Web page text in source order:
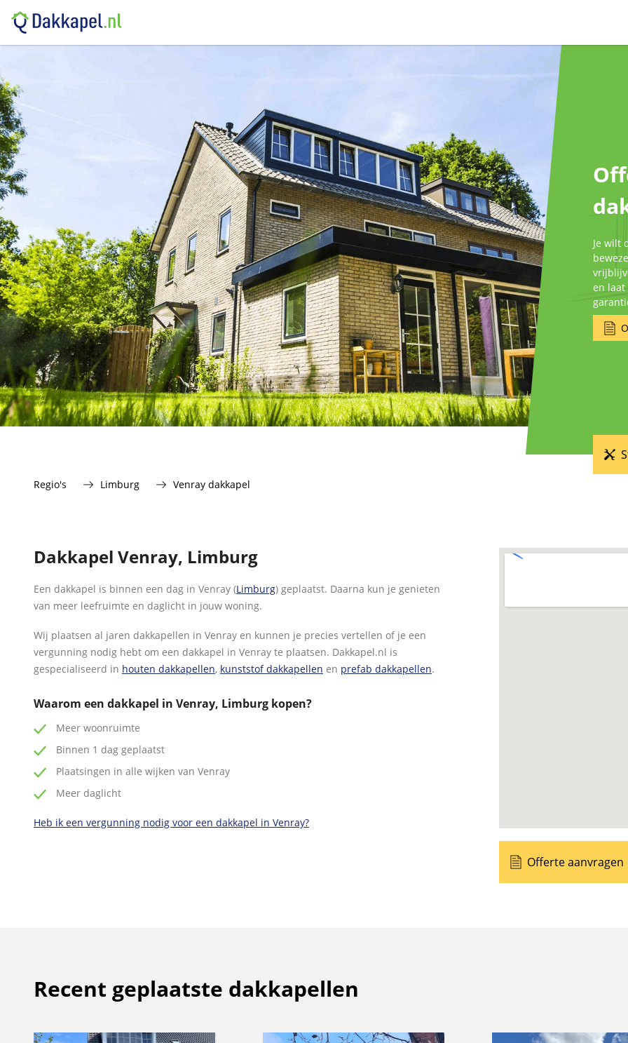
Je wilt
en
Regio's Limburg Venray dakkapel
Dakkapel Venray, Limburg
Een dakkapel is binnen een dag in Venray (Limburg) geplaatst. Daarna kun je genieten
van meer leefruimte en daglicht in jouw woning.
Wij plaatsen al jaren dakkapellen in Venray en kunnen je precies vertellen of je een
vergunning nodig hebt om een dakkapel in Venray te plaatsen. Dakkapel.nl is
gespecialiseerd in houten dakkapellen, kunststof dakkapellen en prefab dakkapellen.
Waarom een dakkapel in Venray, Limburg kopen?
Meer woonruimte
Binnen 1 dag geplaatst
Plaatsingen in alle wijken van Venray
Meer daglicht
Heb ik een vergunning nodig voor een dakkapel in Venray?
Offerte aanvragen
Recent geplaatste dakkapellen